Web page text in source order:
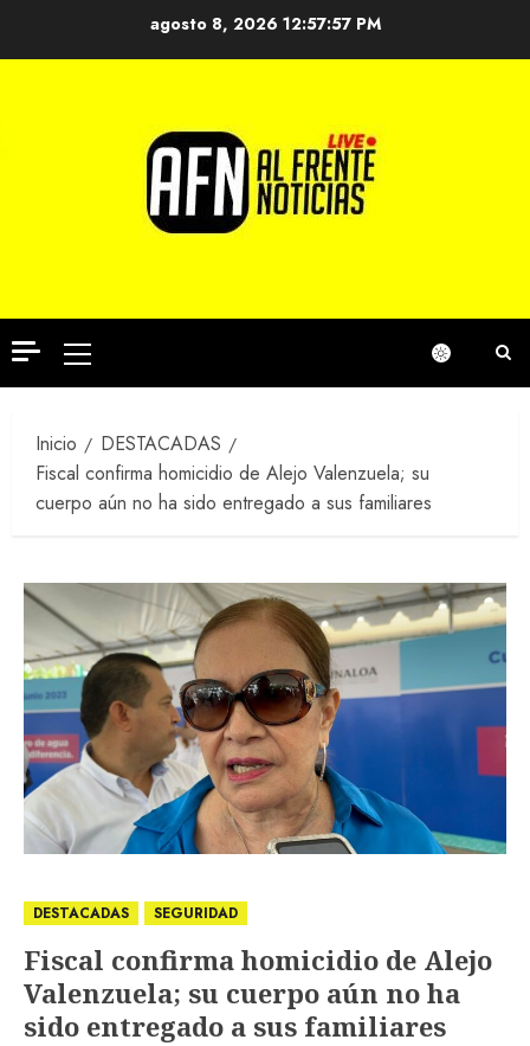
agosto 8, 2026 12:57:57 PM
Menú
principal
Inicio
DESTACADAS
Fiscal confirma homicidio de Alejo Valenzuela; su
cuerpo aún no ha sido entregado a sus familiares
DESTACADAS SEGURIDAD
Fiscal confirma homicidio de Alejo
Valenzuela; su cuerpo aún no ha
sido entregado a sus familiares